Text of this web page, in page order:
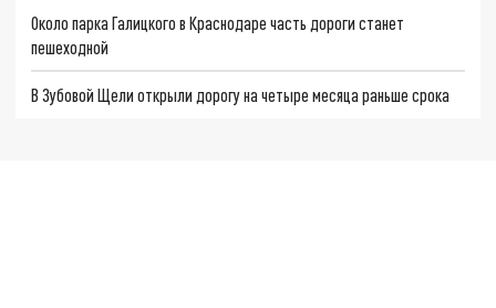
Около парка Галицкого в Краснодаре часть дороги станет
пешеходной
В Зубовой Щели открыли дорогу на четыре месяца раньше срока